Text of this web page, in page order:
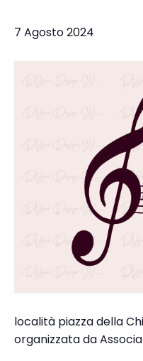
7 Agosto 2024
località piazza della
organizzata da